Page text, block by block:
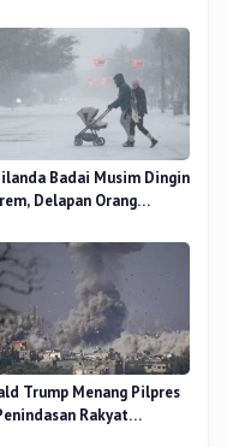
Badai Musim Dingin
Delapan Orang
Trump Menang Pilpres
Rakyat